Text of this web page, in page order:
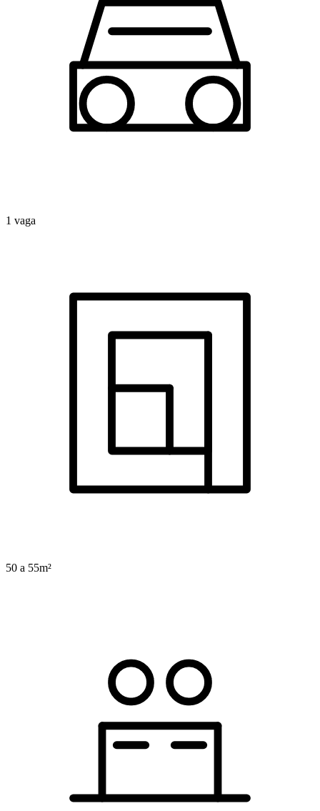
1 vaga
50 a 55m²